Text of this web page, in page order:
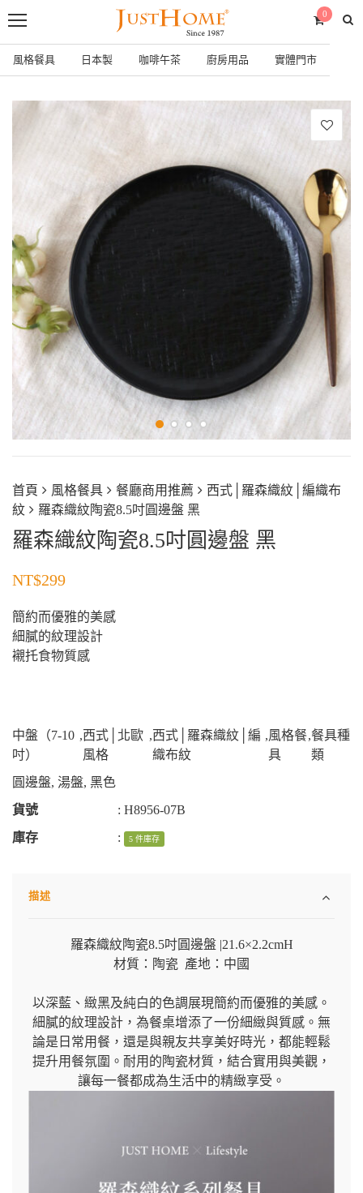
0
風格餐具 日本製 咖啡午茶 廚房用品 實體門市
首頁 風格餐具 餐廳商用推薦
西式│羅森織紋│編織布
紋
羅森織紋陶瓷8.5吋圓邊盤 黑
羅森織紋陶瓷8.5吋圓邊盤 黑
NT$299
簡約而優雅的美感
細膩的紋理設計
襯托食物質感
中盤（7-10
吋）
,西式│北歐
風格
,西式│羅森織紋│編
織布紋
,風格餐
具
,餐具種
類
圓邊盤, 湯盤, 黑色
貨號
: H8956-07B
庫存
: 5 件庫存
描述
羅森織紋陶瓷8.5吋圓邊盤 |21.6×2.2cmH
材質：陶瓷 產地：中國
以深藍、緻黑及純白的色調展現簡約而優雅的美感。
細膩的紋理設計，為餐桌增添了一份細緻與質感。無
論是日常用餐，還是與親友共享美好時光，都能輕鬆
提升用餐氛圍。耐用的陶瓷材質，結合實用與美觀，
讓每一餐都成為生活中的精緻享受。